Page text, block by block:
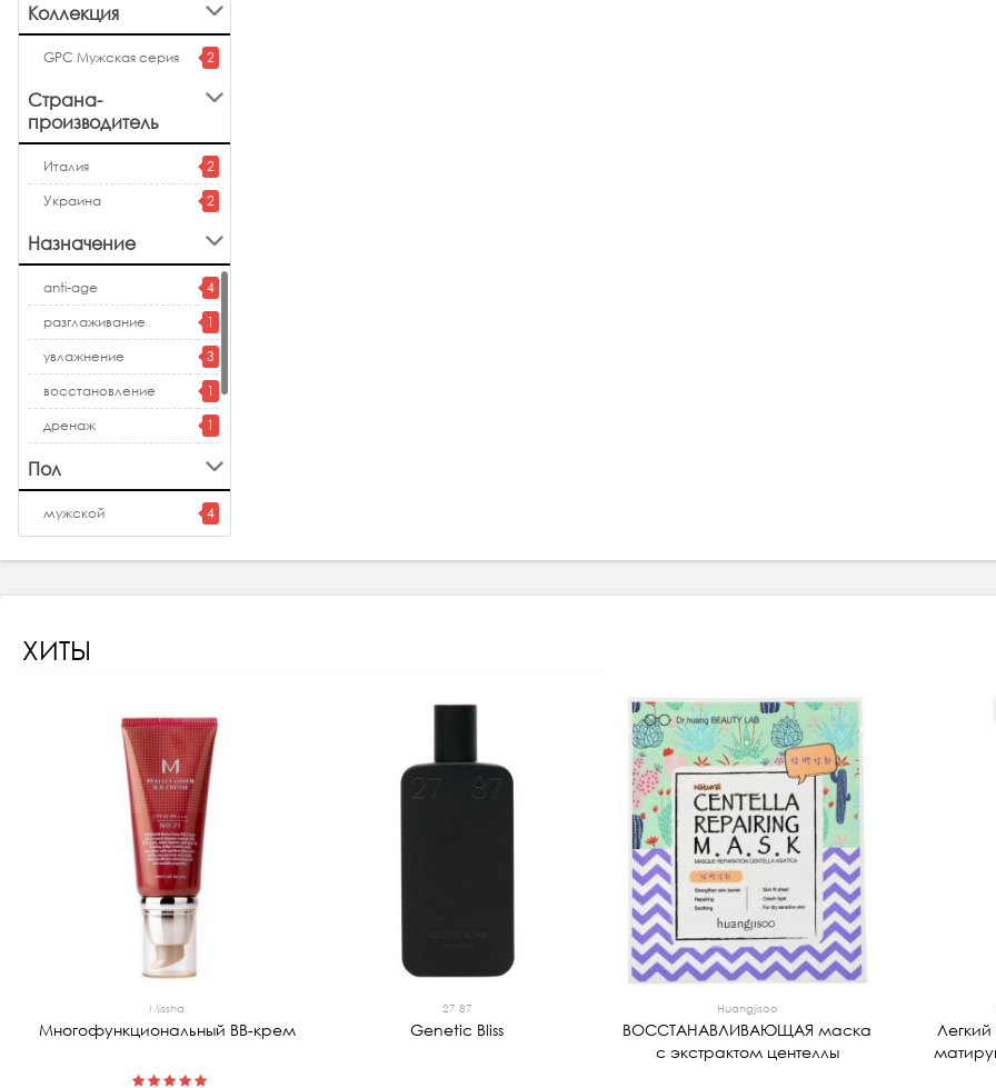
Коллекция
GPC Мужская серия 2
Страна-
производитель
Италия
2
Украина
2
Назначение
anti-age
4
разглаживание
1
увлажнение
3
восстановление
1
дренаж
1
1
успокаивающий
1
Пол
мужской 4
ХИТЫ
Missha
Многофункциональный ВВ-крем
27 87
Genetic Bliss
Huangjisoo
ВОССТАНАВЛИВАЮЩАЯ маска
с экстрактом центеллы